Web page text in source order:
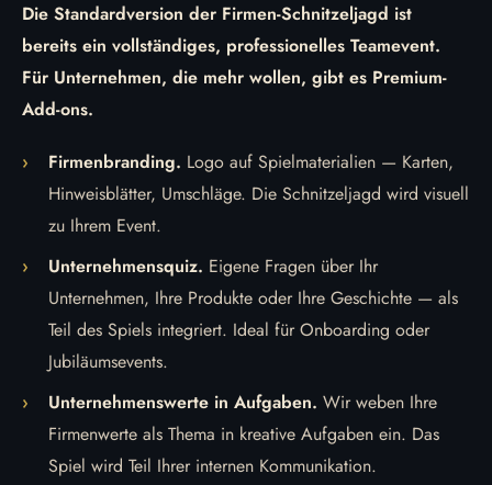
Die Standardversion der Firmen-Schnitzeljagd ist
bereits ein vollständiges, professionelles Teamevent.
Für Unternehmen, die mehr wollen, gibt es Premium-
Add-ons.
Firmenbranding. Logo auf Spielmaterialien — Karten,
Hinweisblätter, Umschläge. Die Schnitzeljagd wird visuell
zu Ihrem Event.
Unternehmensquiz. Eigene Fragen über Ihr
Unternehmen, Ihre Produkte oder Ihre Geschichte — als
Teil des Spiels integriert. Ideal für Onboarding oder
Jubiläumsevents.
Unternehmenswerte in Aufgaben. Wir weben Ihre
Firmenwerte als Thema in kreative Aufgaben ein. Das
Spiel wird Teil Ihrer internen Kommunikation.